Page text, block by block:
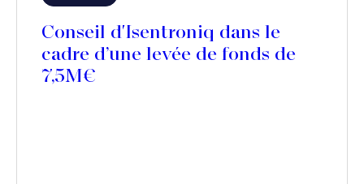
Conseil d'Isentroniq dans le
cadre d’une levée de fonds de
7,5M€